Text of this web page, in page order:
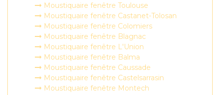
Moustiquaire fenêtre Toulouse
Moustiquaire fenêtre Castanet-Tolosan
Moustiquaire fenêtre Colomiers
Moustiquaire fenêtre Blagnac
Moustiquaire fenêtre L'Union
Moustiquaire fenêtre Balma
Moustiquaire fenêtre Caussade
Moustiquaire fenêtre Castelsarrasin
Moustiquaire fenêtre Montech